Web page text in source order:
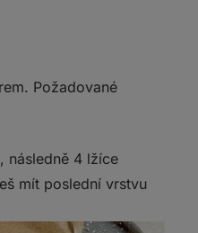
Požadované
následně 4 lžíce
mít poslední vrstvu